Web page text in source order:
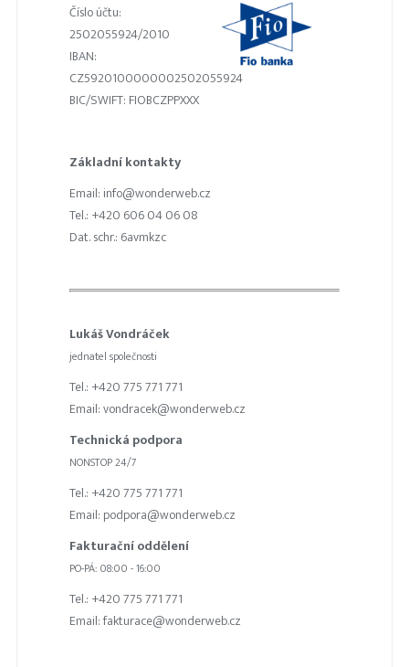
Číslo účtu:
2502055924/2010
IBAN:
CZ5920100000002502055924
BIC/SWIFT: FIOBCZPPXXX
Základní kontakty
Email: info@wonderweb.cz
Tel.: +420 606 04 06 08
Dat. schr.: 6avmkzc
Lukáš Vondráček
jednatel společnosti
Tel.: +420 775 771 771
Email: vondracek@wonderweb.cz
Technická podpora
NONSTOP 24/7
Tel.: +420 775 771 771
Email: podpora@wonderweb.cz
Fakturační oddělení
PO-PÁ: 08:00 - 16:00
Tel.: +420 775 771 771
Email: fakturace@wonderweb.cz